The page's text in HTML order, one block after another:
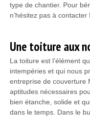
type de chantier. Pour
n’hésitez pas à contacter
Une toiture aux
La toiture est l’élément
intempéries et qui nous
entreprise de couverture
aptitudes nécessaires
bien étanche, solide et
dans le temps. Dans le